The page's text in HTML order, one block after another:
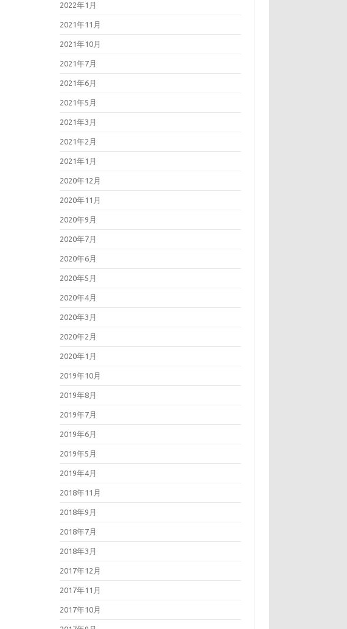
2022年1月
2021年11月
2021年10月
2021年7月
2021年6月
2021年5月
2021年3月
2021年2月
2021年1月
2020年12月
2020年11月
2020年9月
2020年7月
2020年6月
2020年5月
2020年4月
2020年3月
2020年2月
2020年1月
2019年10月
2019年8月
2019年7月
2019年6月
2019年5月
2019年4月
2018年11月
2018年9月
2018年7月
2018年3月
2017年12月
2017年11月
2017年10月